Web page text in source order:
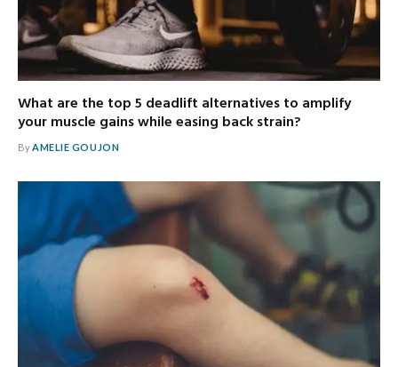
What are the top 5 deadlift alternatives to amplify
your muscle gains while easing back strain?
ByAMELIE GOUJON